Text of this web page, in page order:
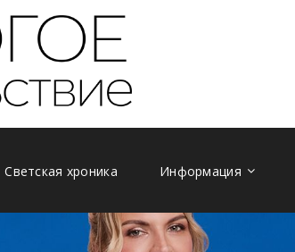
Светская хроника Информация